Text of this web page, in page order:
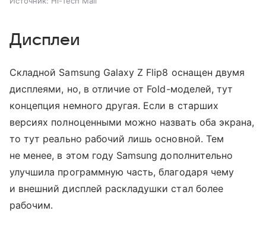
Дисплеи
Складной Samsung Galaxy Z Flip8 оснащен двумя
дисплеями, но, в отличие от Fold-моделей, тут
концепция немного другая. Если в старших
версиях полноценными можно назвать оба экрана,
то тут реально рабочий лишь основной. Тем
не менее, в этом году Samsung дополнительно
улучшила программную часть, благодаря чему
и внешний дисплей раскладушки стал более
рабочим.